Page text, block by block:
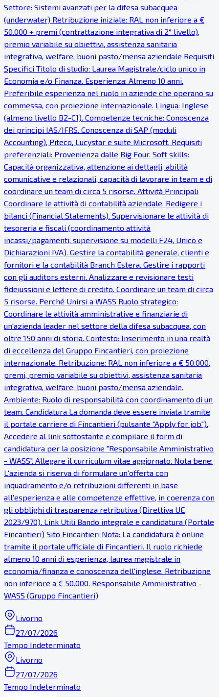
Settore: Sistemi avanzati per la difesa subacquea
(underwater) Retribuzione iniziale: RAL non inferiore a €
50.000 + premi (contrattazione integrativa di 2° livello),
premio variabile su obiettivi, assistenza sanitaria
integrativa, welfare, buoni pasto/mensa aziendale Requisiti
Specifici Titolo di studio: Laurea Magistrale/ciclo unico in
Economia e/o Finanza. Esperienza: Almeno 10 anni.
Preferibile esperienza nel ruolo in aziende che operano su
commessa, con proiezione internazionale. Lingua: Inglese
(almeno livello B2-C1). Competenze tecniche: Conoscenza
dei principi IAS/IFRS. Conoscenza di SAP (moduli
Accounting), Piteco, Lucystar e suite Microsoft. Requisiti
preferenziali: Provenienza dalle Big Four. Soft skills:
Capacità organizzativa, attenzione ai dettagli, abilità
comunicative e relazionali, capacità di lavorare in team e di
coordinare un team di circa 5 risorse. Attività Principali
Coordinare le attività di contabilità aziendale. Redigere i
bilanci (Financial Statements). Supervisionare le attività di
tesoreria e fiscali (coordinamento attività
incassi/pagamenti, supervisione su modelli F24, Unico e
Dichiarazioni IVA). Gestire la contabilità generale, clienti e
fornitori e la contabilità Branch Estera. Gestire i rapporti
con gli auditors esterni. Analizzare e revisionare testi
fideiussioni e lettere di credito. Coordinare un team di circa
5 risorse. Perché Unirsi a WASS Ruolo strategico:
Coordinare le attività amministrative e finanziarie di
un'azienda leader nel settore della difesa subacquea, con
oltre 150 anni di storia. Contesto: Inserimento in una realtà
di eccellenza del Gruppo Fincantieri, con proiezione
internazionale. Retribuzione: RAL non inferiore a € 50.000,
premi, premio variabile su obiettivi, assistenza sanitaria
integrativa, welfare, buoni pasto/mensa aziendale.
Ambiente: Ruolo di responsabilità con coordinamento di un
team. Candidatura La domanda deve essere inviata tramite
il portale carriere di Fincantieri (pulsante "Apply for job").
Accedere al link sottostante e compilare il form di
candidatura per la posizione "Responsabile Amministrativo
- WASS". Allegare il curriculum vitae aggiornato. Nota bene:
L'azienda si riserva di formulare un'offerta con
inquadramento e/o retribuzioni differenti in base
all'esperienza e alle competenze effettive, in coerenza con
gli obblighi di trasparenza retributiva (Direttiva UE
2023/970). Link Utili Bando integrale e candidatura (Portale
Fincantieri) Sito Fincantieri Nota: La candidatura è online
tramite il portale ufficiale di Fincantieri. Il ruolo richiede
almeno 10 anni di esperienza, laurea magistrale in
economia/finanza e conoscenza dell'inglese. Retribuzione
non inferiore a € 50.000. Responsabile Amministrativo -
WASS (Gruppo Fincantieri)
Livorno
27/07/2026
Tempo Indeterminato
Livorno
27/07/2026
Tempo Indeterminato